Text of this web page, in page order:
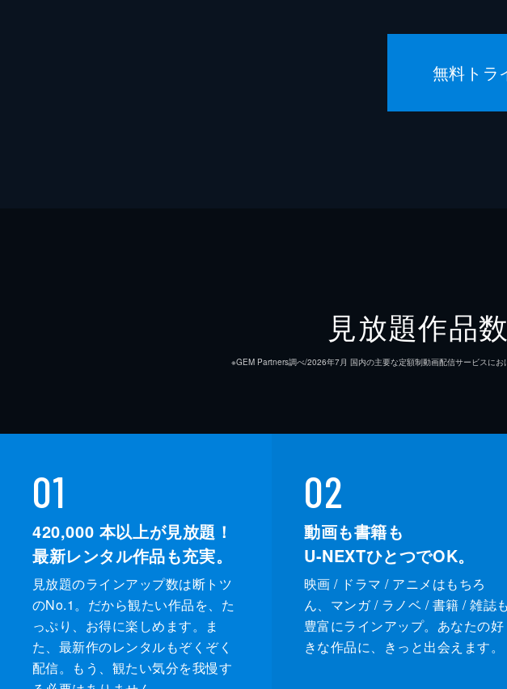
無料トラ
見放題作品数
※GEM Partners調べ/2026年7⽉ 国内の主要な定額制動画配信サービスに
01
420,000 本以上が見放題！
最新レンタル作品も充実。
見放題のラインアップ数は断トツ
のNo.1。だから観たい作品を、た
っぷり、お得に楽しめます。ま
た、最新作のレンタルもぞくぞく
配信。もう、観たい気分を我慢す
02
動画も書籍も
U-NEXTひとつでOK。
映画 / ドラマ / アニメはもちろ
ん、マンガ / ラノベ / 書籍 / 雑誌も
豊富にラインアップ。あなたの好
きな作品に、きっと出会えます。